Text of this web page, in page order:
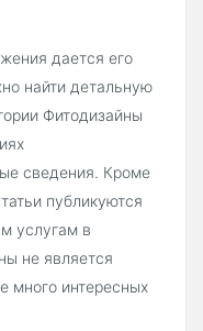
дается его
найти детальную
Фитодизайны
сведения. Кроме
публикуются
услугам в
не является
много интересных